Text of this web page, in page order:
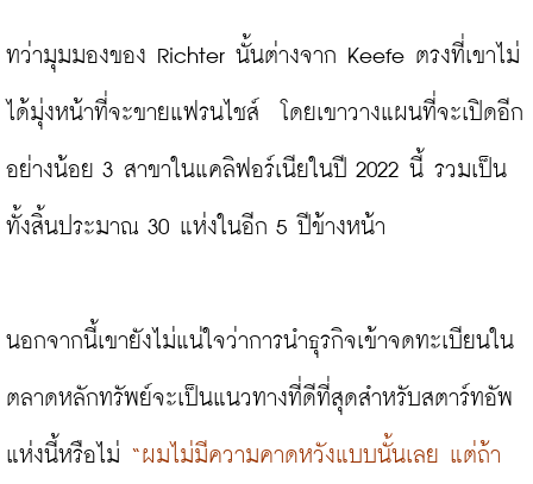
ทว่ามุมมองของ Richter นั้นต่างจาก Keefe ตรงที่เขาไม่
ได้มุ่งหน้าที่จะขายแฟรนไชส์  โดยเขาวางแผนที่จะเปิดอีก
อย่างน้อย 3 สาขาในแคลิฟอร์เนียในปี 2022 นี้ รวมเป็น
ทั้งสิ้นประมาณ 30 แห่งในอีก 5 ปีข้างหน้า
นอกจากนี้เขายังไม่แน่ใจว่าการนำธุรกิจเข้าจดทะเบียนใน
ตลาดหลักทรัพย์จะเป็นแนวทางที่ดีที่สุดสำหรับสตาร์ทอัพ
แห่งนี้หรือไม่ “ผมไม่มีความคาดหวังแบบนั้นเลย แต่ถ้า